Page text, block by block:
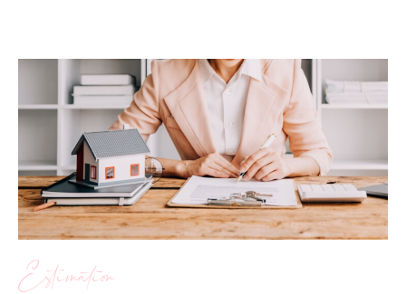
Estimation